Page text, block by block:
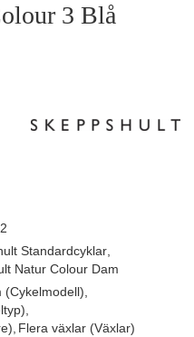
3 Blå
Standardcyklar
Natur Colour Dam
(Cykelmodell)
Flera växlar (Växlar)